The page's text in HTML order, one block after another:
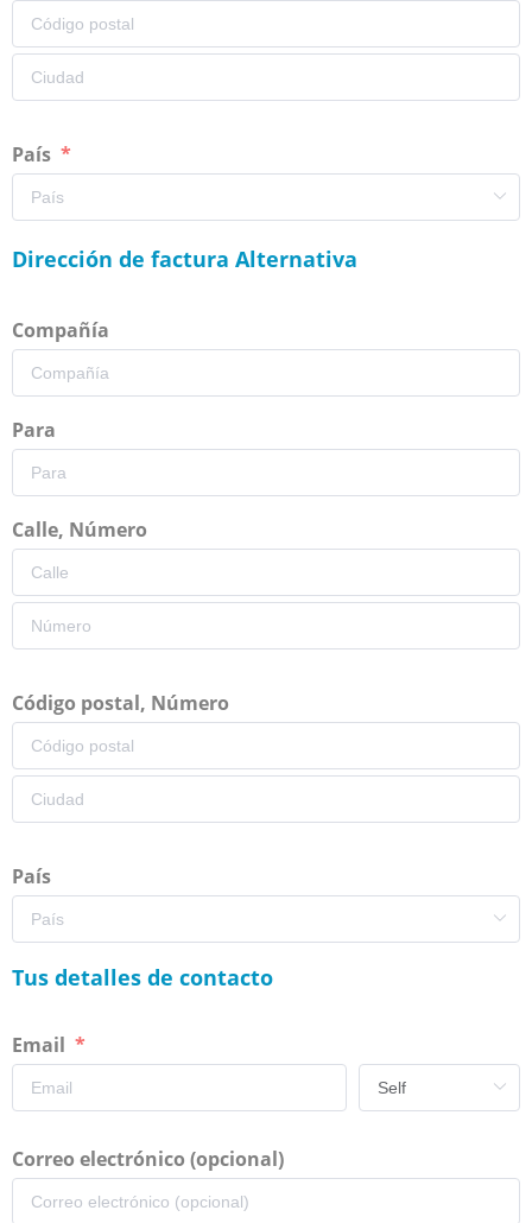
País
Dirección de factura Alternativa
Compañía
Para
Calle, Número
Código postal, Número
País
Tus detalles de contacto
Email
Correo electrónico (opcional)